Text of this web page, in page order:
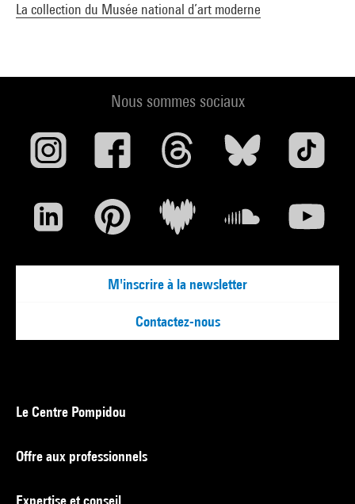
La collection du Musée national d’art moderne
Nous sommes sociaux
M'inscrire à la newsletter
Contactez-nous
Le Centre Pompidou
Offre aux professionnels
Expertise et conseil